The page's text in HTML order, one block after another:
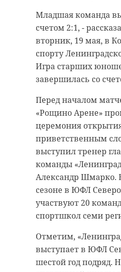
Младшая команда
счетом 2:1, -
вторник, 19 мая, в
спорту
Игра старших
завершилась со
Перед началом
«Рощино Арене»
церемония
приветственным
выступил тренер
команды
Александр Шмарко.
сезоне в ЮФЛ
участвуют 20
спортшкол семи
Отметим,
выступает в ЮФЛ
шестой год подряд.
операции. На фронт
района доставят
востребованные
необходимости.
Бойцам также
Днем Победы,
детьми. «Эти
поддержки, детские
как луч света,
пробивается сквозь
напоминает
ждут дома, что ими
написали в
Кировского района.
поддержали
Законодательного
Ленинградской
урок в 2025/2026
посвящен теме
которые нас
На занятиях
учениками и
в единое общество:
взаимопомощь,
истории и
любовь к Родине.
внимание уделили
поддержки друг
ответственности в
жизни.
Как рассказали 47
общего и
образования
области, этот